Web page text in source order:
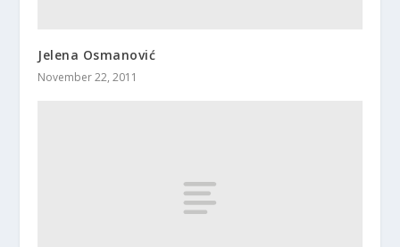
Jelena Osmanović
November 22, 2011